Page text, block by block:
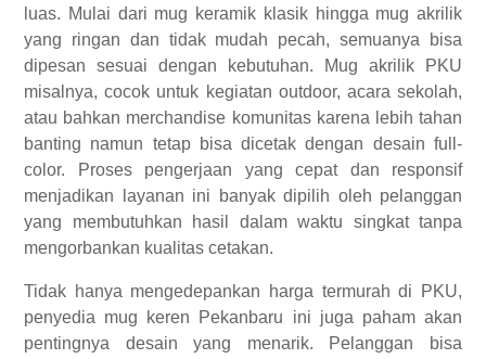
luas. Mulai dari mug keramik klasik hingga mug akrilik
yang ringan dan tidak mudah pecah, semuanya bisa
dipesan sesuai dengan kebutuhan. Mug akrilik PKU
misalnya, cocok untuk kegiatan outdoor, acara sekolah,
atau bahkan merchandise komunitas karena lebih tahan
banting namun tetap bisa dicetak dengan desain full-
color. Proses pengerjaan yang cepat dan responsif
menjadikan layanan ini banyak dipilih oleh pelanggan
yang membutuhkan hasil dalam waktu singkat tanpa
mengorbankan kualitas cetakan.
Tidak hanya mengedepankan harga termurah di PKU,
penyedia mug keren Pekanbaru ini juga paham akan
pentingnya desain yang menarik. Pelanggan bisa